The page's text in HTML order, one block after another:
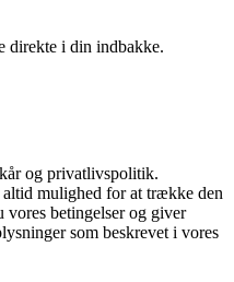
direkte i din indbakke.
og privatlivspolitik.
mulighed for at trække den
vores betingelser og giver
som beskrevet i vores